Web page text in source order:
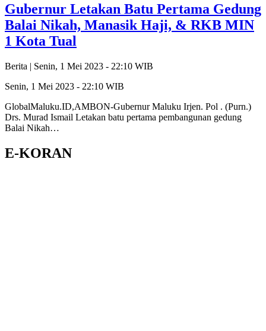
Gubernur Letakan Batu Pertama Gedung
Balai Nikah, Manasik Haji, & RKB MIN
1 Kota Tual
Berita | Senin, 1 Mei 2023 - 22:10 WIB
Senin, 1 Mei 2023 - 22:10 WIB
GlobalMaluku.ID,AMBON-Gubernur Maluku Irjen. Pol . (Purn.)
Drs. Murad Ismail Letakan batu pertama pembangunan gedung
Balai Nikah…
E-KORAN